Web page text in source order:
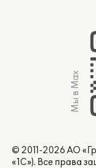
Мы в Max
© 2011-2026 АО
«1С»). Все права